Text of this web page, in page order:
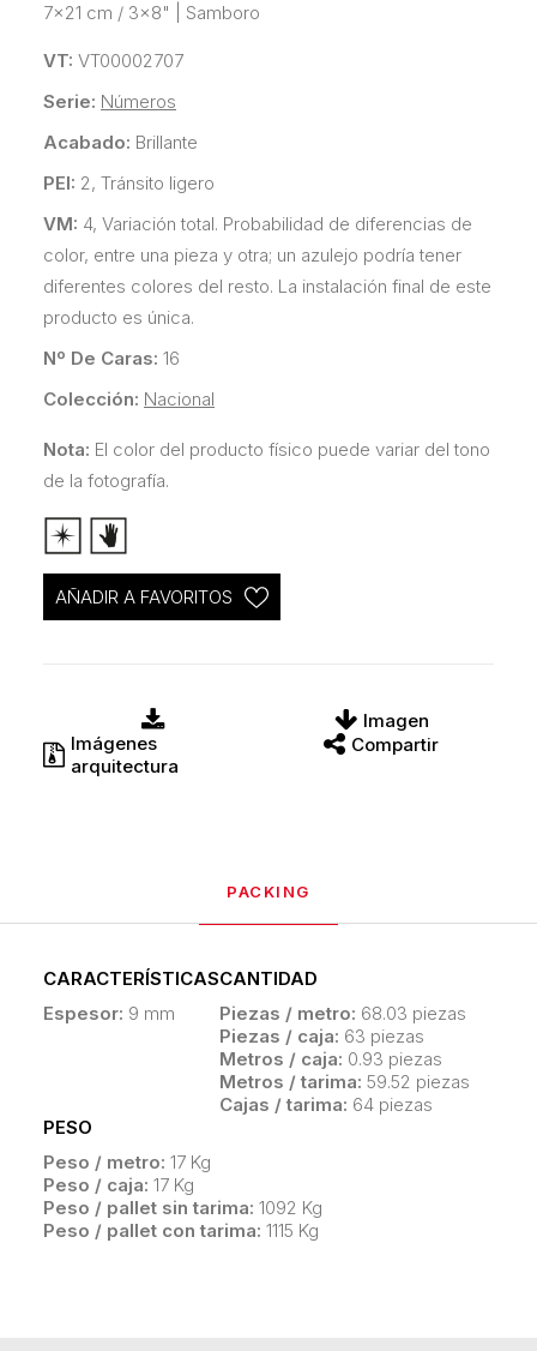
7x21 cm / 3x8" Samboro
VT: VT00002707
Serie: Números
Acabado: Brillante
PEI: 2, Tránsito ligero
VM: 4, Variación total. Probabilidad de diferencias de
color, entre una pieza y otra; un azulejo podría tener
diferentes colores del resto. La instalación final de este
producto es única.
Nº De Caras: 16
Colección: Nacional
Nota: El color del producto físico puede variar del tono
de la fotografía.
AÑADIR A FAVORITOS
Imagen
Imágenes
arquitectura
Compartir
PACKING
CARACTERÍSTICAS
Espesor: 9 mm
CANTIDAD
Piezas / metro: 68.03 piezas
Piezas / caja: 63 piezas
Metros / caja: 0.93 piezas
Metros / tarima: 59.52 piezas
Cajas / tarima: 64 piezas
PESO
Peso / metro: 17 Kg
Peso / caja: 17 Kg
Peso / pallet sin tarima: 1092 Kg
Peso / pallet con tarima: 1115 Kg